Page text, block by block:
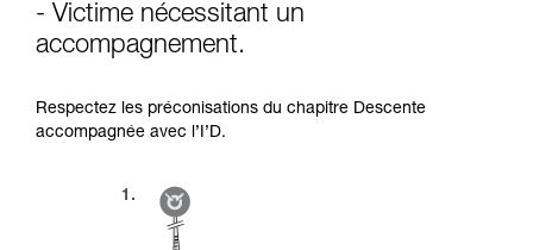
- Victime nécessitant un
accompagnement.
Respectez les préconisations du chapitre Descente
accompagnée avec l’I’D.